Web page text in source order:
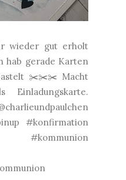
wieder gut erholt
hab gerade Karten
✂️✂️✂️ Macht
#konfirmation
#kommunion